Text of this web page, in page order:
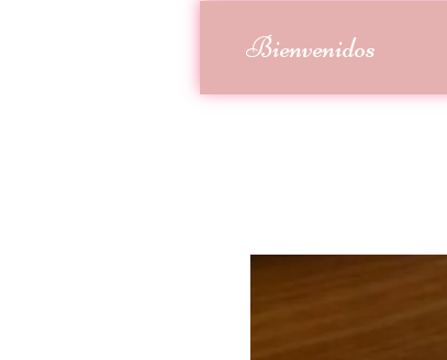
Bienvenidos